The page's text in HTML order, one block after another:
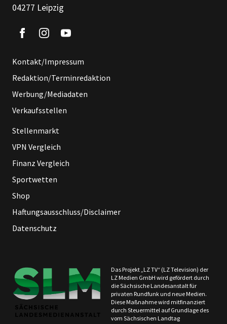
04277 Leipzig
Kontakt/Impressum
Redaktion/Terminredaktion
Werbung/Mediadaten
Verkaufsstellen
Stellenmarkt
VPN Vergleich
Finanz Vergleich
Sportwetten
Shop
Haftungsausschluss/Disclaimer
Datenschutz
Das Projekt „LZ TV“ (LZ Television) der
LZ Medien GmbH wird gefördert durch
die Sächsische Landesanstalt für
privaten Rundfunk und neue Medien.
Diese Maßnahme wird mitfinanziert
durch Steuermittel auf Grundlage des
vom Sächsischen Landtag